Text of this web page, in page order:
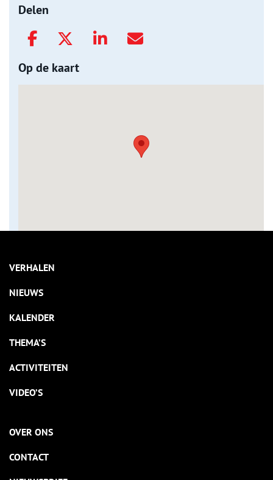
Delen
Op de kaart
VERHALEN
NIEUWS
KALENDER
THEMA’S
ACTIVITEITEN
VIDEO’S
OVER ONS
CONTACT